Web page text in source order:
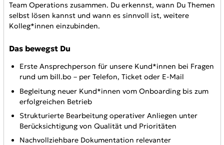
Team Operations zusammen. Du erkennst, wann Du Themen
selbst lösen kannst und wann es sinnvoll ist, weitere
Kolleg*innen einzubinden.
Das bewegst Du
Erste Ansprechperson für unsere Kund*innen bei Fragen
rund um bill.bo – per Telefon, Ticket oder E-Mail
Begleitung neuer Kund*innen vom Onboarding bis zum
erfolgreichen Betrieb
Strukturierte Bearbeitung operativer Anliegen unter
Berücksichtigung von Qualität und Prioritäten
Nachvollziehbare Dokumentation relevanter